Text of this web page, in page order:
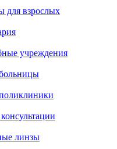
для взрослых
учреждения
линзы